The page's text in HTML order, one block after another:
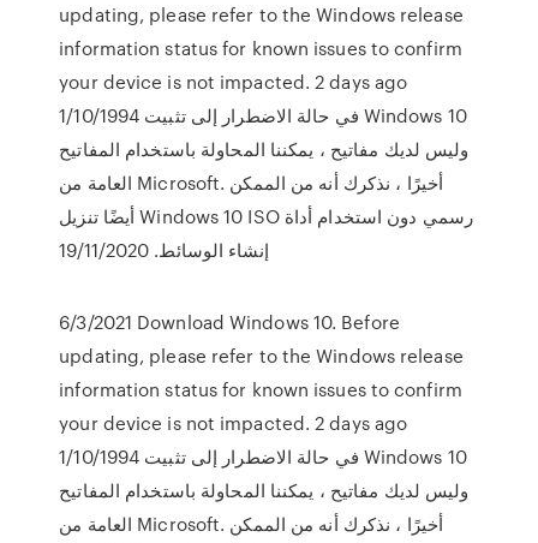
updating, please refer to the Windows release
information status for known issues to confirm
your device is not impacted. 2 days ago
1/10/1994 في حالة الاضطرار إلى تثبيت Windows 10
وليس لديك مفاتيح ، يمكننا المحاولة باستخدام المفاتيح
العامة من Microsoft. أخيرًا ، نذكرك أنه من الممكن
أيضًا تنزيل Windows 10 ISO رسمي دون استخدام أداة
إنشاء الوسائط. 19/11/2020
6/3/2021 Download Windows 10. Before
updating, please refer to the Windows release
information status for known issues to confirm
your device is not impacted. 2 days ago
1/10/1994 في حالة الاضطرار إلى تثبيت Windows 10
وليس لديك مفاتيح ، يمكننا المحاولة باستخدام المفاتيح
العامة من Microsoft. أخيرًا ، نذكرك أنه من الممكن